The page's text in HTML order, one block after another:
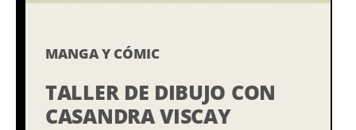
MANGA Y CÓMIC
TALLER DE DIBUJO CON
CASANDRA VISCAY